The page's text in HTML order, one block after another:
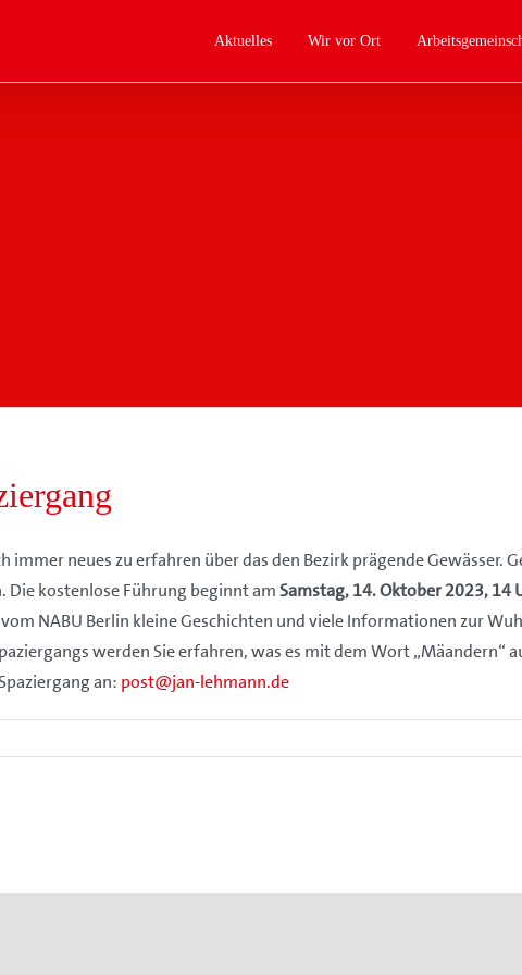
Aktuelles Wir vor Ort
immer neues zu erfahren über das den Bezirk prägende
Die kostenlose Führung beginnt amSamstag, 14. Oktober 2023, 14
NABU Berlin kleine Geschichten und viele Informationen zur
werden Sie erfahren, was es mit dem Wort „Mäandern“
an: post@jan-lehmann.de